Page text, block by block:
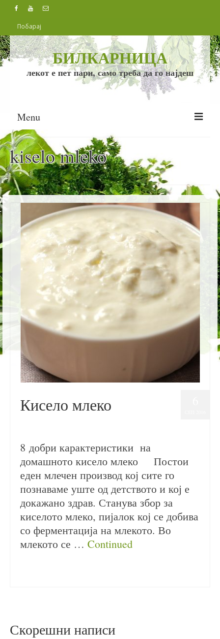
БИЛКАРНИЦА
лекот е пет пари, само треба да го најдеш
Menu
БИЛКИ
БОЛЕСТИ
ИСХРАНА
РЕЦЕПТИ
НАШИ ВИДЕА
РАЗНО
КОНТАКТ
македонски јазик
kiselo mleko
Кисело млеко
8 добри карактеристики на
домашното кисело млеко Постои
еден млечен производ кој сите го
познаваме уште од детството и кој е
докажано здрав. Станува збор за
киселото млеко, пијалок кој се добива
со ферментација на млекото. Во
млекото се … Continued
Скорешни написи